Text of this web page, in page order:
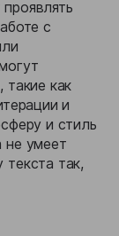
с
такие как
и
и стиль
не умеет
так,